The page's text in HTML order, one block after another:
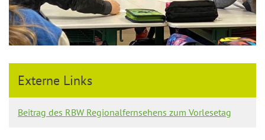
Externe Links
Beitrag des RBW Regionalfernsehens zum Vorlesetag